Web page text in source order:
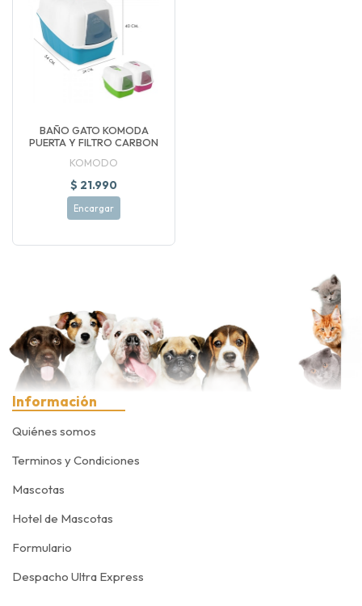
BAÑO GATO KOMODA
PUERTA Y FILTRO CARBON
KOMODO
$ 21.990
Encargar
Información
Quiénes somos
Terminos y Condiciones
Mascotas
Hotel de Mascotas
Formulario
Despacho Ultra Express